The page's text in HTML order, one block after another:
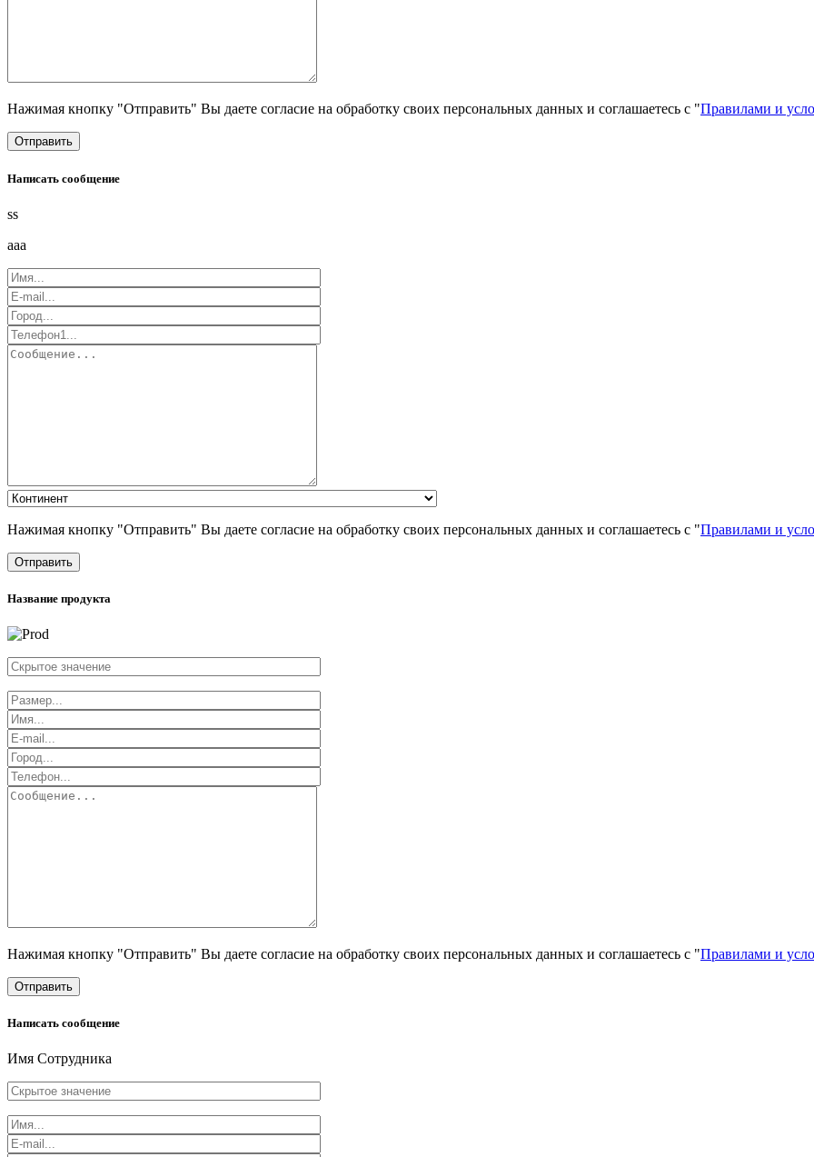
Нажимая кнопку "Отправить" Вы даете согласие на обработку своих персональных данных и соглашаетесь с "Правилами и
Написать сообщение
ss
aaa
Нажимая кнопку "Отправить" Вы даете согласие на обработку своих персональных данных и соглашаетесь с "Правилами и
Отправить
Название продукта
Нажимая кнопку "Отправить" Вы даете согласие на обработку своих персональных данных и соглашаетесь с "Правилами и
Отправить
Написать сообщение
Имя Сотрудника